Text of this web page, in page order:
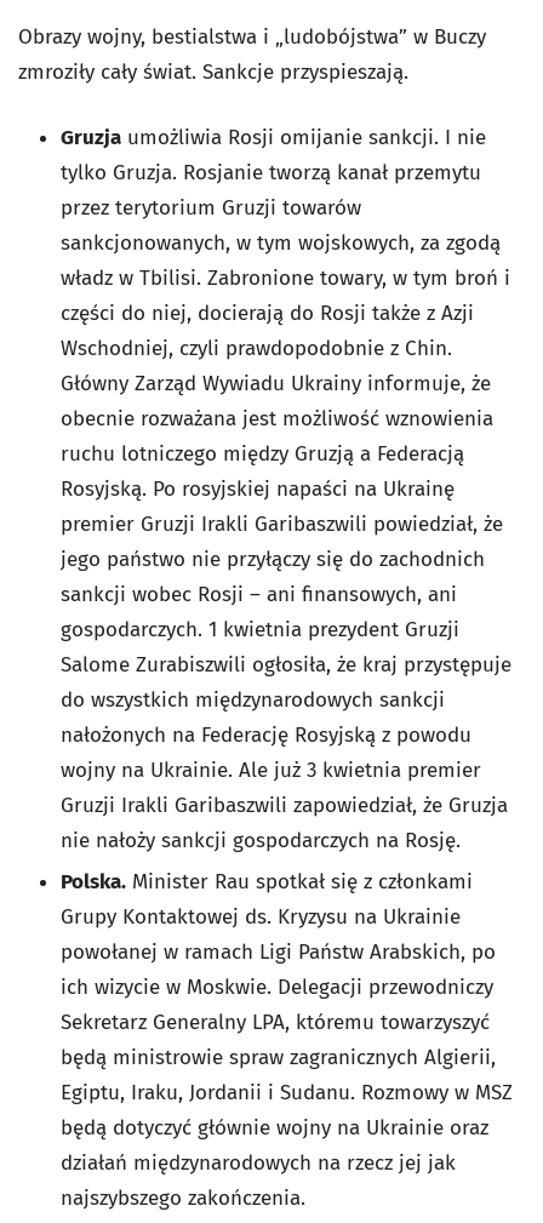
Obrazy wojny, bestialstwa i „ludobójstwa” w Buczy
zmroziły cały świat. Sankcje przyspieszają.
Gruzja umożliwia Rosji omijanie sankcji. I nie
tylko Gruzja. Rosjanie tworzą kanał przemytu
przez terytorium Gruzji towarów
sankcjonowanych, w tym wojskowych, za zgodą
władz w Tbilisi. Zabronione towary, w tym broń i
części do niej, docierają do Rosji także z Azji
Wschodniej, czyli prawdopodobnie z Chin.
Główny Zarząd Wywiadu Ukrainy informuje, że
obecnie rozważana jest możliwość wznowienia
ruchu lotniczego między Gruzją a Federacją
Rosyjską. Po rosyjskiej napaści na Ukrainę
premier Gruzji Irakli Garibaszwili powiedział, że
jego państwo nie przyłączy się do zachodnich
sankcji wobec Rosji – ani finansowych, ani
gospodarczych. 1 kwietnia prezydent Gruzji
Salome Zurabiszwili ogłosiła, że kraj przystępuje
do wszystkich międzynarodowych sankcji
nałożonych na Federację Rosyjską z powodu
wojny na Ukrainie. Ale już 3 kwietnia premier
Gruzji Irakli Garibaszwili zapowiedział, że Gruzja
nie nałoży sankcji gospodarczych na Rosję.
Polska. Minister Rau spotkał się z członkami
Grupy Kontaktowej ds. Kryzysu na Ukrainie
powołanej w ramach Ligi Państw Arabskich, po
ich wizycie w Moskwie. Delegacji przewodniczy
Sekretarz Generalny LPA, któremu towarzyszyć
będą ministrowie spraw zagranicznych Algierii,
Egiptu, Iraku, Jordanii i Sudanu. Rozmowy w MSZ
będą dotyczyć głównie wojny na Ukrainie oraz
działań międzynarodowych na rzecz jej jak
najszybszego zakończenia.